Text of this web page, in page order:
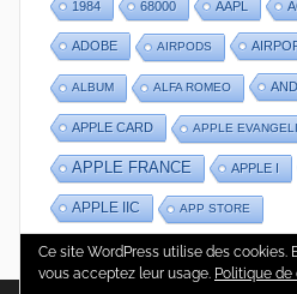
1984 68000 AAPL
ADOBE AIRPODS
ALBUM ALFA ROMEO
APPLE CARD APPLE
APPLE FRANCE APPLE I
APPLE IIC APP STORE
Ce site WordPress utilise des cookies.
vous acceptez leur usage. Politique